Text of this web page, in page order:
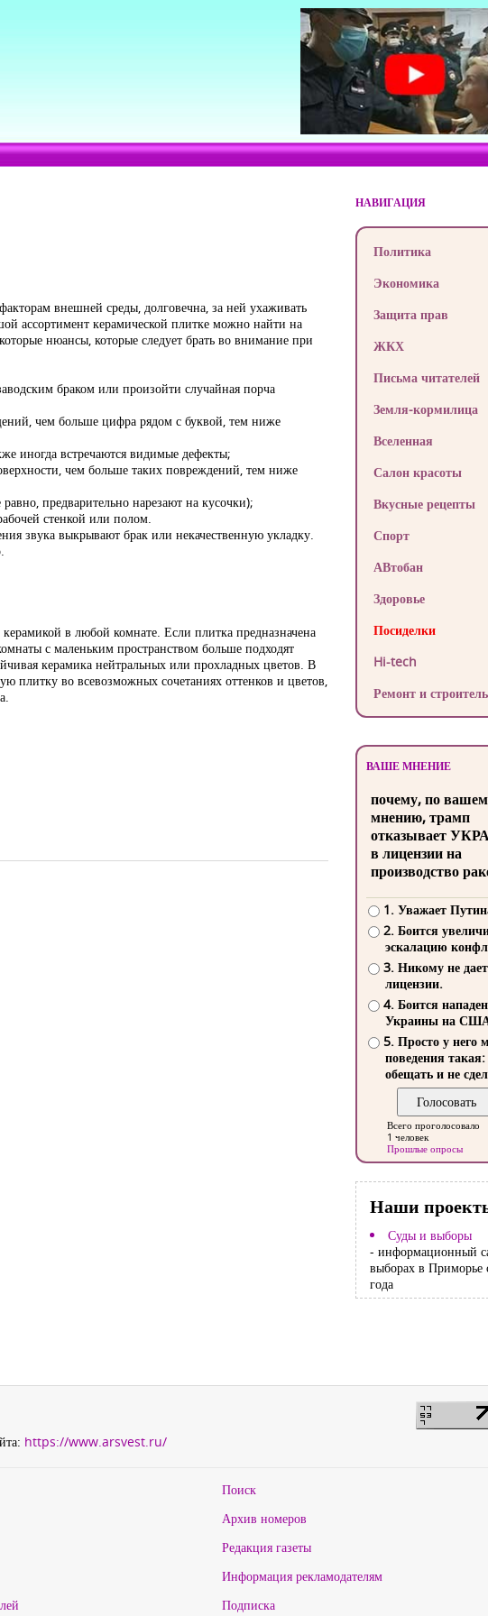
внешней среды, долговечна, за ней ухаживать
ассортимент керамической плитке можно найти на
нюансы, которые следует брать во внимание при
браком или произойти случайная порча
чем больше цифра рядом с буквой, тем ниже
иногда встречаются видимые дефекты;
чем больше таких повреждений, тем ниже
предварительно нарезают на кусочки);
стенкой или полом.
звука выкрывают брак или некачественную укладку.
в любой комнате. Если плитка предназначена
с маленьким пространством больше подходят
керамика нейтральных или прохладных цветов. В
плитку во всевозможных сочетаниях оттенков и цветов,
НАВИГАЦИЯ
Политика
Экономика
Защита прав
ЖКХ
Письма читателей
Земля-кормилица
Вселенная
Салон красоты
Вкусные рецепты
Спорт
АВтобан
Здоровье
Посиделки
Hi-tech
Ремонт и
ВАШЕ МНЕНИЕ
почему, по
мнению, трамп
отказывает
в лицензии на
производство
1. Уважает
2. Боится
эскалацию
3. Никому не
лицензии.
4. Боится
Украины на
5. Просто у него
поведения такая:
обещать и не
Всего проголосовало
1 человек
Прошлые опросы
Наши
Суды и выборы
- информационный
выборах в Приморье
года
https://www.arsvest.ru/
Поиск
Архив номеров
Редакция газеты
Информация рекламодателям
Подписка